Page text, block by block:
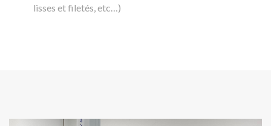
lisses et filetés, etc…)